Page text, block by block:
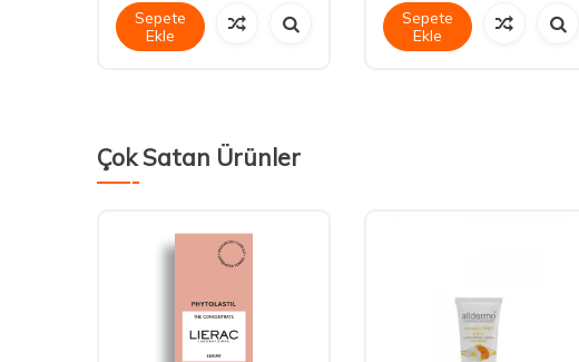
Sepete
Ekle
Sepete
Ekle
Çok Satan Ürünler